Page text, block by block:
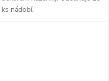
ks nádobí.